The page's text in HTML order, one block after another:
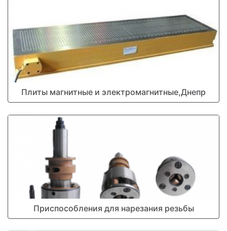
Плиты магнитные и электромагнитные,Днепр
Приспособления для нарезания резьбы